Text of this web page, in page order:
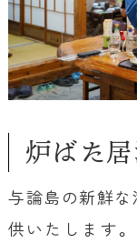
炉ばた
与論島の新鮮
供いたします